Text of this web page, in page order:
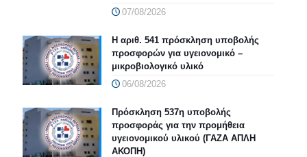
07/08/2026
Η αριθ. 541 πρόσκληση υποβολής
προσφορών για υγειονομικό –
μικροβιολογικό υλικό
06/08/2026
Πρόσκληση 537η υποβολής
προσφοράς για την προμήθεια
υγειονομικού υλικού (ΓΑΖΑ ΑΠΛΗ
ΑΚΟΠΗ)